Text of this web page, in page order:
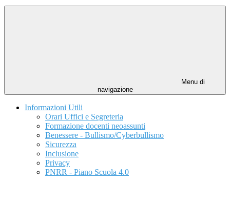
Menu di
navigazione
Informazioni Utili
Orari Uffici e Segreteria
Formazione docenti neoassunti
Benessere - Bullismo/Cyberbullismo
Sicurezza
Inclusione
Privacy
PNRR - Piano Scuola 4.0